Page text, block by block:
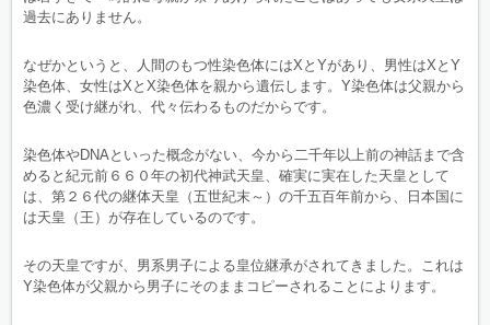
過去にありません。
なぜかというと、人間のもつ性染色体にはXとYがあり、男性はXとY
染色体、女性はXとX染色体を親から遺伝します。Y染色体は父親から
色濃く受け継がれ、代々伝わるものだからです。
染色体やDNAといった概念がない、今から二千年以上前の神話まで含
めると紀元前６６０年の初代神武天皇、確実に実在した天皇として
は、第２６代の継体天皇（五世紀末～）の千五百年前から、日本国に
は天皇（王）が存在しているのです。
その天皇ですが、男系男子による皇位継承がされてきました。これは
Y染色体が父親から男子にそのままコピーされることによります。